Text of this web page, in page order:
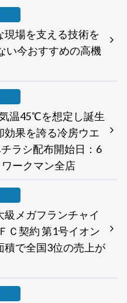
現場を支える技術を
い今おすすめの高機
温45℃を想定し誕生
効果を誇る冷房ウエ
ラシ配布開始日：6
ークマン全店
級メガフランチャイ
Ｃ契約 第1号イオン
積で全国3位の売上が